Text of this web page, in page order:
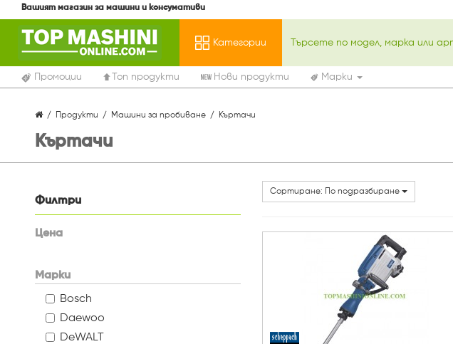
Вашият магазин за машини и консумативи
Категории
Промоции Топ продукти Нови продукти Марки
Продукти Машини за пробиване Къртачи
Къртачи
Филтри
Цена
Марки
Bosch
Daewoo
DeWALT
Сортиране: По подразбиране